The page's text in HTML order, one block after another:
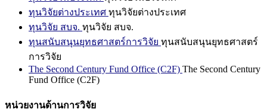
ทุนวิจัยต่างประเทศ ทุนวิจัยต่างประเทศ
ทุนวิจัย สบจ. ทุนวิจัย สบจ.
ทุนสนับสนุนยุทธศาสตร์การวิจัย ทุนสนับสนุนยุทธศาสตร์
การวิจัย
The Second Century Fund Office (C2F) The Second Century
Fund Office (C2F)
หน่วยงานด้านการวิจัย